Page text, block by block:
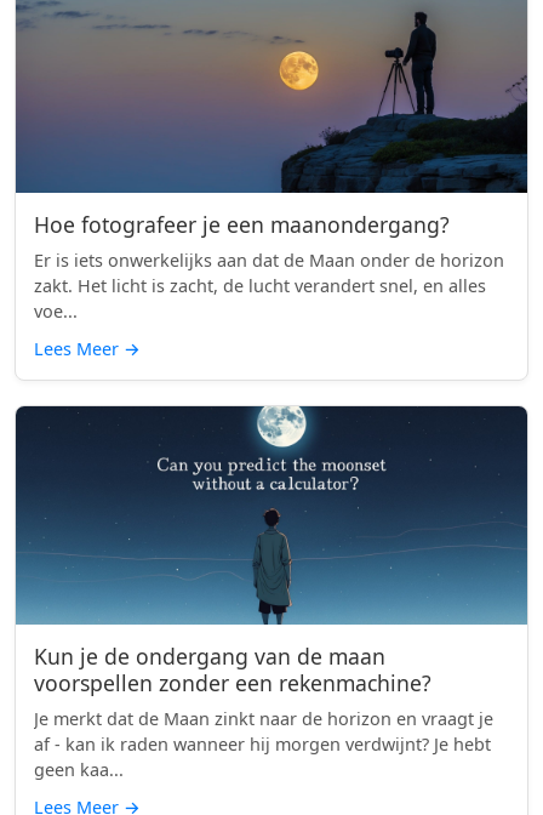
Hoe fotografeer je een maanondergang?
Er is iets onwerkelijks aan dat de Maan onder de horizon
zakt. Het licht is zacht, de lucht verandert snel, en alles
voe...
Lees Meer →
Kun je de ondergang van de maan
voorspellen zonder een rekenmachine?
Je merkt dat de Maan zinkt naar de horizon en vraagt je
af - kan ik raden wanneer hij morgen verdwijnt? Je hebt
geen kaa...
Lees Meer →